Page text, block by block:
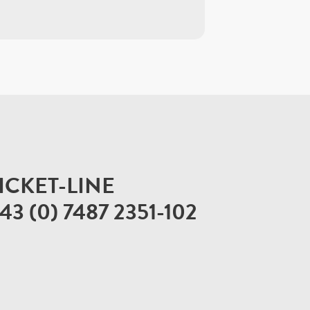
LINE
(0) 7487 2351-102